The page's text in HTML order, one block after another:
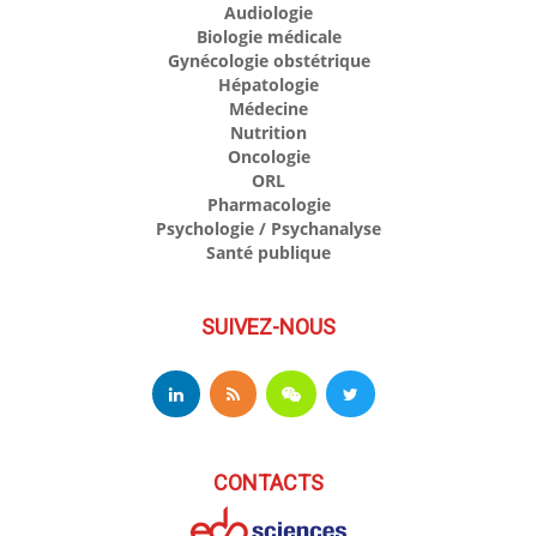
Audiologie
Biologie médicale
Gynécologie obstétrique
Hépatologie
Médecine
Nutrition
Oncologie
ORL
Pharmacologie
Psychologie / Psychanalyse
Santé publique
SUIVEZ-NOUS
CONTACTS